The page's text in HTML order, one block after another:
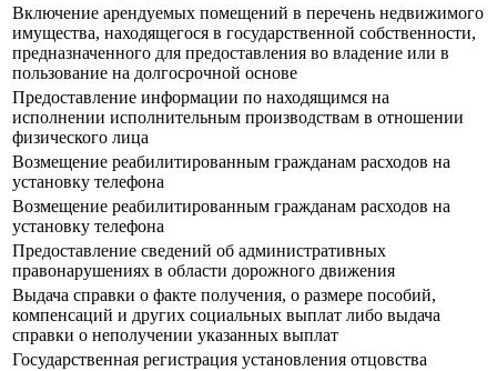
Включение арендуемых помещений в перечень недвижимого
имущества, находящегося в государственной собственности,
предназначенного для предоставления во владение или в
пользование на долгосрочной основе
Предоставление информации по находящимся на
исполнении исполнительным производствам в отношении
физического лица
Возмещение реабилитированным гражданам расходов на
установку телефона
Возмещение реабилитированным гражданам расходов на
установку телефона
Предоставление сведений об административных
правонарушениях в области дорожного движения
Выдача справки о факте получения, о размере пособий,
компенсаций и других социальных выплат либо выдача
справки о неполучении указанных выплат
Государственная регистрация установления отцовства